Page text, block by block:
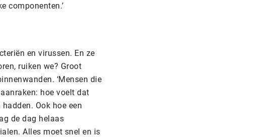
componenten.’
en virussen. En ze
ruiken we? Groot
‘Mensen die
hoe voelt dat
Ook hoe een
de dag helaas
Alles moet snel en is